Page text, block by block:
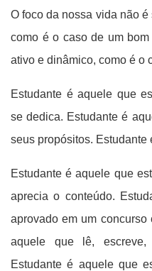
O foco da nossa vida não
como é o caso de um
ativo e dinâmico, como é o
Estudante é aquele que
se dedica. Estudante é
seus propósitos. Estudante
Estudante é aquele que
aprecia o conteúdo.
aprovado em um concurso
aquele que lê,
Estudante é aquele que